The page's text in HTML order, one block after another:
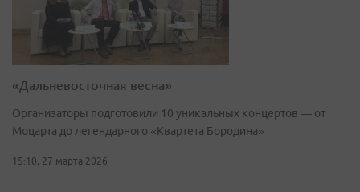
«Дальневосточная весна»
Организаторы подготовили 10 уникальных концертов — от
Моцарта до легендарного «Квартета Бородина»
15:10, 27 марта 2026